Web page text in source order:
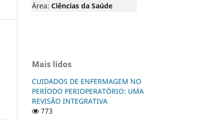
Área: Ciências da Saúde
Mais lidos
CUIDADOS DE ENFERMAGEM NO
PERÍODO PERIOPERATÓRIO: UMA
REVISÃO INTEGRATIVA
773